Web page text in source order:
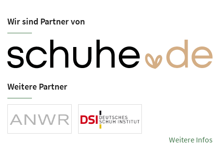
Wir sind Partner von
Weitere Partner
Weitere Infos